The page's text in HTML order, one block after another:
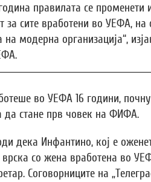
правилата се променети
за сите вработени во УЕФА, на
на модерна организација“,
во УЕФА 16 години,
да стане прв човек на ФИФА.
дека Инфантино, кој е
со жена вработена во
Соговорниците на